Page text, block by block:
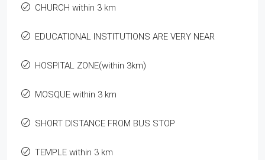
CHURCH within 3 km
EDUCATIONAL INSTITUTIONS ARE VERY NEAR
HOSPITAL ZONE(within 3km)
MOSQUE within 3 km
SHORT DISTANCE FROM BUS STOP
TEMPLE within 3 km